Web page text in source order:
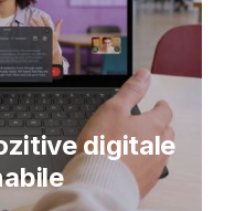
digitale